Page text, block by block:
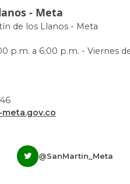
- Meta
de los Llanos - Meta
p.m. a 6:00 p.m. - Viernes
@SanMartin_Meta